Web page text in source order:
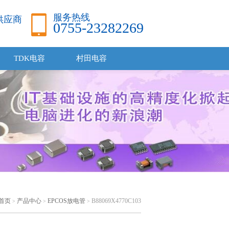
应商 服务热线
0755-23282269
TDK电容 村田电容
页 > 产品中心 > EPCOS放电管 > B88069X4770C103